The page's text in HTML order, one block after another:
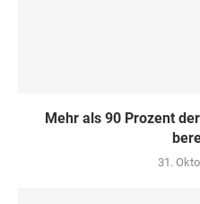
Mehr als 90 Prozent
31.